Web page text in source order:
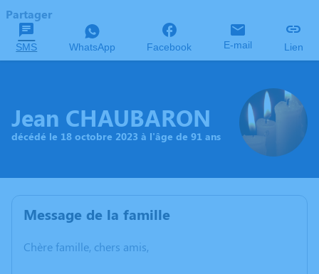
Partager
SMS WhatsApp Facebook E-mail Lien
Jean CHAUBARON
décédé le 18 octobre 2023 à l'âge de 91 ans
Message de la famille
Chère famille, chers amis,